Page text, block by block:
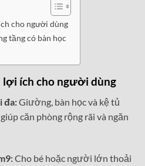
cho người dùng
tầng có bàn học
ích cho người dùng
đa:Giường, bàn học và kệ tủ
căn phòng rộng rãi và ngăn
Cho bé hoặc người lớn thoải